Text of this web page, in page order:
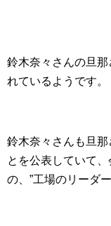
鈴木奈々さんの旦
れているようです。
鈴木奈々さんも旦
とを公表していて
の、”工場のリーダ